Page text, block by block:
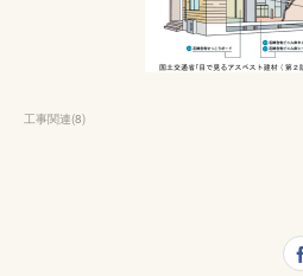
工事関連(8)